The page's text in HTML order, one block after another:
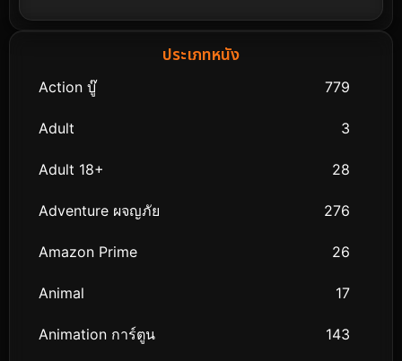
ประเภทหนัง
Action บู๊ 779
Adult 3
Adult 18+ 28
Adventure ผจญภัย 276
Amazon Prime 26
Animal 17
Animation การ์ตูน 143